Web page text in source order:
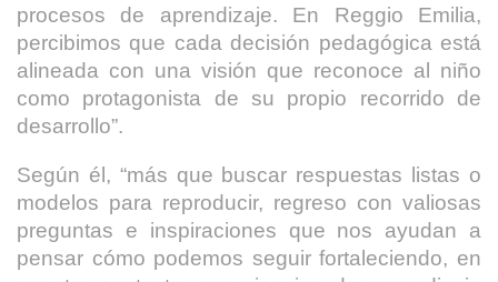
procesos de aprendizaje. En Reggio Emilia,
percibimos que cada decisión pedagógica está
alineada con una visión que reconoce al niño
como protagonista de su propio recorrido de
desarrollo”.
Según él, “más que buscar respuestas listas o
modelos para reproducir, regreso con valiosas
preguntas e inspiraciones que nos ayudan a
pensar cómo podemos seguir fortaleciendo, en